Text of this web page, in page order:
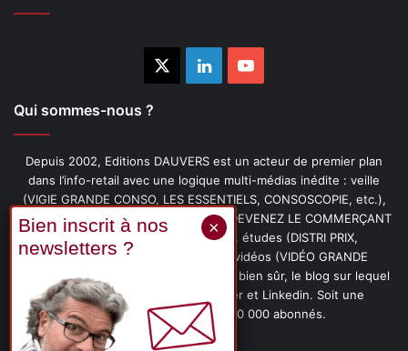
LinkedinYouTube
Qui sommes-nous ?
Depuis 2002, Editions DAUVERS est un acteur de premier plan
dans l’info-retail avec une logique multi-médias inédite : veille
(VIGIE GRANDE CONSO, LES ESSENTIELS, CONSOSCOPIE, etc.),
livres (PENSER-CLIENT, IMAGE-PRIX, DEVENEZ LE COMMERÇANT
PRÉFÉRÉ DE VOS CLIENTS, etc.), études (DISTRI PRIX,
PROMOFLASH, DRIVE INSIGHTS), vidéos (VIDÉO GRANDE
CONSO), podcasts (CAFÉ CONSO) et, bien sûr, le blog sur lequel
vous êtes, ainsi que les fils Twitter et Linkedin. Soit une
communauté de plus de 150 000 abonnés.